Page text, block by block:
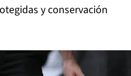
y conservación